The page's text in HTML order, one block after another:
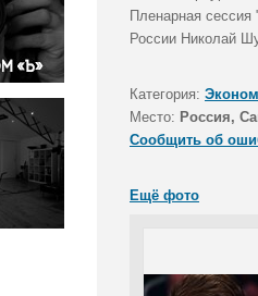
Пленарная сессия
России Николай
Категория:
Место: Россия,
Сообщить об
Ещё фото